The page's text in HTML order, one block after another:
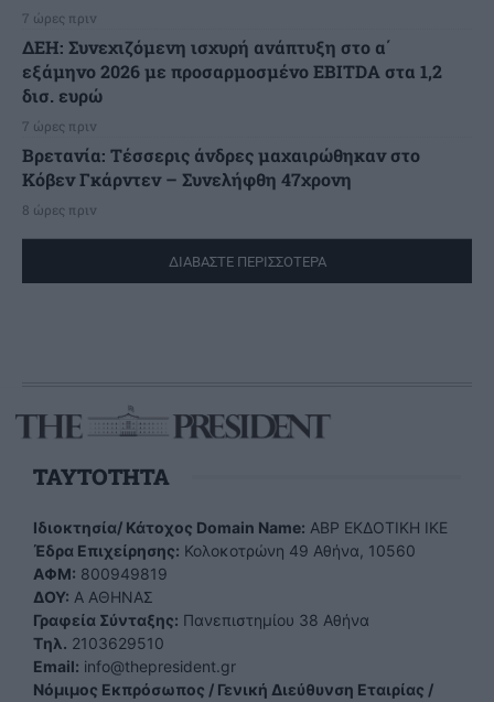
7 ώρες πριν
ΔΕΗ: Συνεχιζόμενη ισχυρή ανάπτυξη στο α΄
εξάμηνο 2026 με προσαρμοσμένο EBITDA στα 1,2
δισ. ευρώ
7 ώρες πριν
Βρετανία: Τέσσερις άνδρες μαχαιρώθηκαν στο
Κόβεν Γκάρντεν – Συνελήφθη 47χρονη
8 ώρες πριν
ΔΙΑΒΑΣΤΕ ΠΕΡΙΣΣΟΤΕΡΑ
TAYTOTHTA
Ιδιοκτησία/ Κάτοχος Domain Name: ΑBP ΕΚΔΟΤΙΚΗ ΙΚΕ
Έδρα Επιχείρησης: Κολοκοτρώνη 49 Αθήνα, 10560
ΑΦΜ: 800949819
ΔΟΥ: Α ΑΘΗΝΑΣ
Γραφεία Σύνταξης: Πανεπιστημίου 38 Αθήνα
Tηλ. 2103629510
Email: info@thepresident.gr
Νόμιμος Εκπρόσωπος / Γενική Διεύθυνση Εταιρίας /